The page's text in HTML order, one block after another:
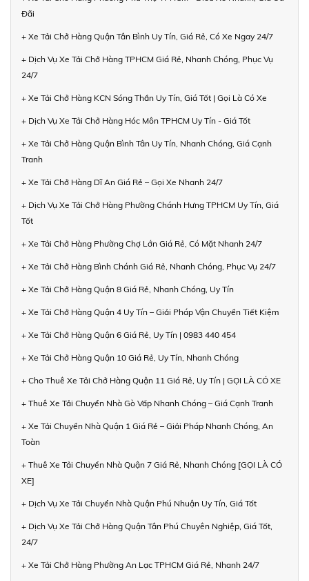
Đãi
+ Xe Tải Chở Hàng Quận Tân Bình Uy Tín, Giá Rẻ, Có Xe Ngay 24/7
+ Dịch Vụ Xe Tải Chở Hàng TPHCM Giá Rẻ, Nhanh Chóng, Phục Vụ
24/7
+ Xe Tải Chở Hàng KCN Sóng Thần Uy Tín, Giá Tốt | Gọi Là Có Xe
+ Dịch Vụ Xe Tải Chở Hàng Hóc Môn TPHCM Uy Tín - Giá Tốt
+ Xe Tải Chở Hàng Quận Bình Tân Uy Tín, Nhanh Chóng, Giá Cạnh
Tranh
+ Xe Tải Chở Hàng Dĩ An Giá Rẻ – Gọi Xe Nhanh 24/7
+ Dịch Vụ Xe Tải Chở Hàng Phường Chánh Hưng TPHCM Uy Tín, Giá
Tốt
+ Xe Tải Chở Hàng Phường Chợ Lớn Giá Rẻ, Có Mặt Nhanh 24/7
+ Xe Tải Chở Hàng Bình Chánh Giá Rẻ, Nhanh Chóng, Phục Vụ 24/7
+ Xe Tải Chở Hàng Quận 8 Giá Rẻ, Nhanh Chóng, Uy Tín
+ Xe Tải Chở Hàng Quận 4 Uy Tín – Giải Pháp Vận Chuyển Tiết Kiệm
+ Xe Tải Chở Hàng Quận 6 Giá Rẻ, Uy Tín | 0983 440 454
+ Xe Tải Chở Hàng Quận 10 Giá Rẻ, Uy Tín, Nhanh Chóng
+ Cho Thuê Xe Tải Chở Hàng Quận 11 Giá Rẻ, Uy Tín | GỌI LÀ CÓ XE
+ Thuê Xe Tải Chuyển Nhà Gò Vấp Nhanh Chóng – Giá Cạnh Tranh
+ Xe Tải Chuyển Nhà Quận 1 Giá Rẻ – Giải Pháp Nhanh Chóng, An
Toàn
+ Thuê Xe Tải Chuyển Nhà Quận 7 Giá Rẻ, Nhanh Chóng [GỌI LÀ CÓ
XE]
+ Dịch Vụ Xe Tải Chuyển Nhà Quận Phú Nhuận Uy Tín, Giá Tốt
+ Dịch Vụ Xe Tải Chở Hàng Quận Tân Phú Chuyên Nghiệp, Giá Tốt,
24/7
+ Xe Tải Chở Hàng Phường An Lạc TPHCM Giá Rẻ, Nhanh 24/7